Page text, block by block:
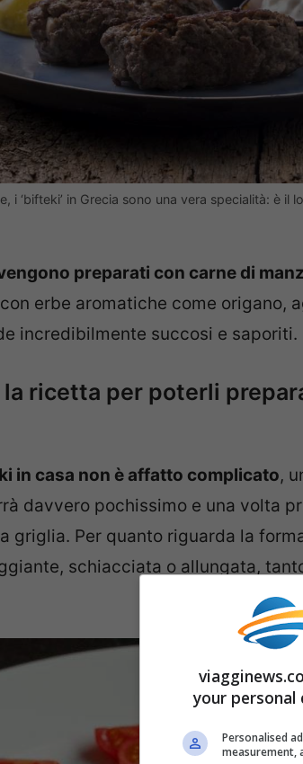
i ‘bifteki’ in Grecia sono una vera specialità: è il
preparati con carne di
erbe aromatiche come origano,
incredibilmente succosi e saporiti.
ricetta per poterli
in casa non è affatto complicato,
davvero pochissimo e una volta
griglia. Per quanto riguarda la
schiacciata o allungata,
your
Personalised
measurement,